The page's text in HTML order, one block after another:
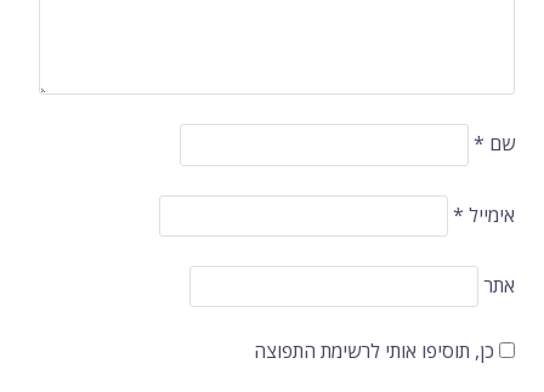
שם *
אימייל *
אתר
כן, תוסיפו אותי לרשימת התפוצה